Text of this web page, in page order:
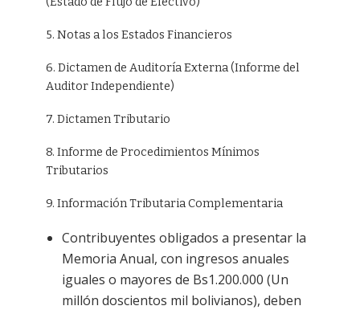
5. Notas a los Estados Financieros
6. Dictamen de Auditoría Externa (Informe del
Auditor Independiente)
7. Dictamen Tributario
8. Informe de Procedimientos Mínimos
Tributarios
9. Información Tributaria Complementaria
Contribuyentes obligados a presentar la
Memoria Anual, con ingresos anuales
iguales o mayores de Bs1.200.000 (Un
millón doscientos mil bolivianos), deben